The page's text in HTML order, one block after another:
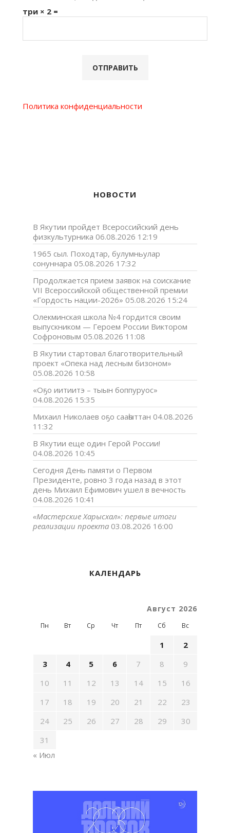
три × 2 =
Политика конфиденциальности
НОВОСТИ
В Якутии пройдет Всероссийский день
физкультурника 06.08.2026 12:19
1965 сыл. Походтар, булумньулар
сонуннара 05.08.2026 17:32
Продолжается прием заявок на соискание
VII Всероссийской общественной премии
«Гордость нации-2026» 05.08.2026 15:24
Олекминская школа №4 гордится своим
выпускником — Героем России Виктором
Софроновым 05.08.2026 11:08
В Якутии стартовал благотворительный
проект «Опека над лесным бизоном»
05.08.2026 10:58
«Оҕо иитиитэ – тыын боппуруос»
04.08.2026 15:35
Михаил Николаев оҕо сааһыттан 04.08.2026
11:32
В Якутии еще один Герой России!
04.08.2026 10:45
Сегодня День памяти о Первом
Президенте, ровно 3 года назад в этот
день Михаил Ефимович ушел в вечность
04.08.2026 10:41
«Мастерские Харысхал»: первые итоги
реализации проекта 03.08.2026 16:00
КАЛЕНДАРЬ
Август 2026
Пн Вт Ср Чт Пт Сб Вс
1
2
3
4 5 6 7 8
9
10
11 12 13 14 15
16
17
18 19 20 21 22
23
24
25 26 27 28 29
30
31
« Июл